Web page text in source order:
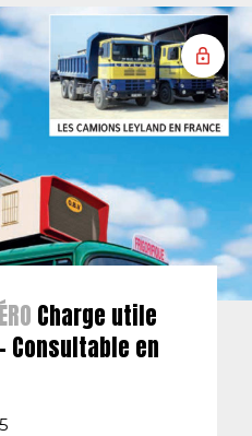
Charge utile
Consultable en